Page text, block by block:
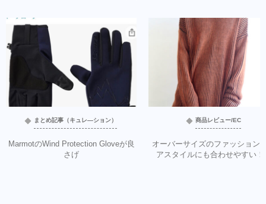
まとめ記事（キュレ―ション）
MarmotのWind Protection Gloveが良
さげ
商品レビュー/EC
オーバーサイズのファッション
アスタイルにも合わせやすい！